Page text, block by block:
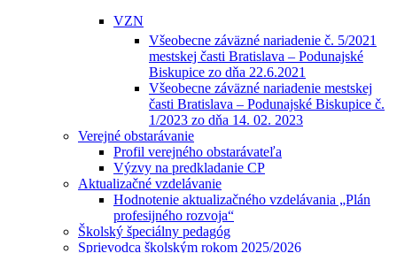
VZN
Všeobecne záväzné nariadenie č. 5/2021
mestskej časti Bratislava – Podunajské
Biskupice zo dňa 22.6.2021
Všeobecne záväzné nariadenie mestskej
časti Bratislava – Podunajské Biskupice č.
1/2023 zo dňa 14. 02. 2023
Verejné obstarávanie
Profil verejného obstarávateľa
Výzvy na predkladanie CP
Aktualizačné vzdelávanie
Hodnotenie aktualizačného vzdelávania „Plán
profesijného rozvoja“
Školský špeciálny pedagóg
Sprievodca školským rokom 2025/2026